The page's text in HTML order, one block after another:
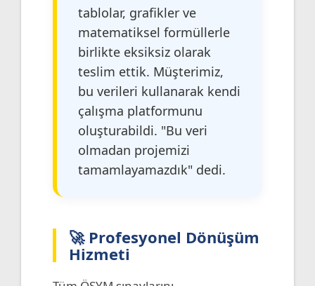
tablolar, grafikler ve
matematiksel formüllerle
birlikte eksiksiz olarak
teslim ettik. Müşterimiz,
bu verileri kullanarak kendi
çalışma platformunu
oluşturabildi. "Bu veri
olmadan projemizi
tamamlayamazdık" dedi.
🚀 Profesyonel Dönüşüm
Hizmeti